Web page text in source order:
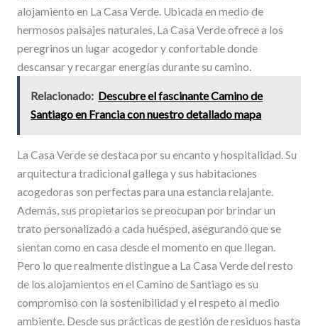
alojamiento en La Casa Verde. Ubicada en medio de
hermosos paisajes naturales, La Casa Verde ofrece a los
peregrinos un lugar acogedor y confortable donde
descansar y recargar energías durante su camino.
Relacionado: Descubre el fascinante Camino de
Santiago en Francia con nuestro detallado mapa
La Casa Verde se destaca por su encanto y hospitalidad. Su
arquitectura tradicional gallega y sus habitaciones
acogedoras son perfectas para una estancia relajante.
Además, sus propietarios se preocupan por brindar un
trato personalizado a cada huésped, asegurando que se
sientan como en casa desde el momento en que llegan.
Pero lo que realmente distingue a La Casa Verde del resto
de los alojamientos en el Camino de Santiago es su
compromiso con la sostenibilidad y el respeto al medio
ambiente. Desde sus prácticas de gestión de residuos hasta